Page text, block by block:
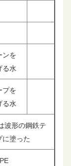
ンを
る水
プを
る水
波形の鋼鉄テ
に塗った